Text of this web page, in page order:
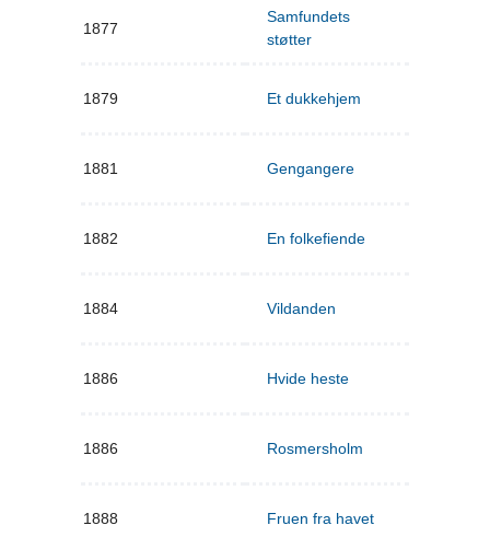
1877
Samfundets
støtter
1879 Et dukkehjem
1881 Gengangere
1882 En folkefiende
1884 Vildanden
1886 Hvide heste
1886 Rosmersholm
1888 Fruen fra havet